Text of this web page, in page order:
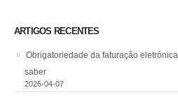
ARTIGOS RECENTES
Obrigatoriedade da faturação
saber
2026-04-07